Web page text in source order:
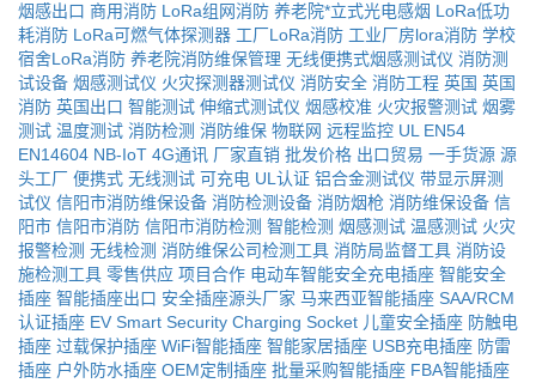
烟感出口 商用消防 LoRa组网消防 养老院*立式光电感烟 LoRa低功
耗消防 LoRa可燃气体探测器 工厂LoRa消防 工业厂房lora消防 学校
宿舍LoRa消防 养老院消防维保管理 无线便携式烟感测试仪 消防测
试设备 烟感测试仪 火灾探测器测试仪 消防安全 消防工程 英国 英国
消防 英国出口 智能测试 伸缩式测试仪 烟感校准 火灾报警测试 烟雾
测试 温度测试 消防检测 消防维保 物联网 远程监控 UL EN54
EN14604 NB-IoT 4G通讯 厂家直销 批发价格 出口贸易 一手货源 源
头工厂 便携式 无线测试 可充电 UL认证 铝合金测试仪 带显示屏测
试仪 信阳市消防维保设备 消防检测设备 消防烟枪 消防维保设备 信
阳市 信阳市消防 信阳市消防检测 智能检测 烟感测试 温感测试 火灾
报警检测 无线检测 消防维保公司检测工具 消防局监督工具 消防设
施检测工具 零售供应 项目合作 电动车智能安全充电插座 智能安全
插座 智能插座出口 安全插座源头厂家 马来西亚智能插座 SAA/RCM
认证插座 EV Smart Security Charging Socket 儿童安全插座 防触电
插座 过载保护插座 WiFi智能插座 智能家居插座 USB充电插座 防雷
插座 户外防水插座 OEM定制插座 批量采购智能插座 FBA智能插座